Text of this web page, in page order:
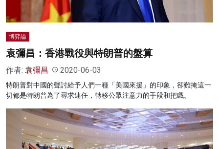
博弈論
袁彌昌：香港戰役與特朗普的盤算
作者: 袁彌昌 2020-06-03
特朗普對中國的聲討給予人們一種「美國來援」的印象，卻難掩這一
切都是特朗普為了尋求連任，轉移公眾注意力的手段和把戲。